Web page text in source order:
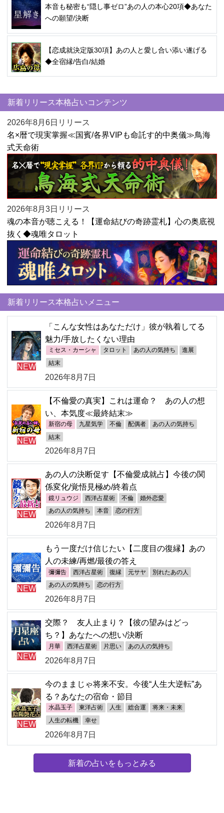
本音も秘密も“隠し事ゼロ”あの人の本心20項◆あなた
への願望/決断
【恋成就決定版30項】あの人と愛し合い添い遂げる
◆全宿縁/告白/結婚
新着リリース本格占いコンテンツ
2026年8月6日リリース
名×暦で現実掌握≪国賓/各界VIPも命託す的中奥儀≫鳥海
式天命術
2026年8月3日リリース
魂の本音が聴こえる！【運命結びの奇跡霊札】心の奥底視
抜く◆魂唯タロット
新着リリース本格占いメニュー
NEW
「こんな女性はあなただけ」彼が執着してる
魅力/手放したくない理由
ミセス・カーシャ タロット あの人の気持ち 進展
結末
2026年8月7日
NEW
【不倫愛の真実】これは運命？ あの人の想
い、本気度≪最終結末≫
新宿の母 九星気学 不倫 配偶者 あの人の気持ち
結末
2026年8月7日
NEW
あの人の決断促す【不倫愛成就占】今後の関
係変化/覚悟見極め/終着点
鏡リュウジ 西洋占星術 不倫 婚外恋愛
あの人の気持ち 本音 恋の行方
2026年8月7日
NEW
もう一度だけ信じたい【二度目の復縁】あの
人の未練/再燃/最後の答え
彌彌告 西洋占星術 復縁 元サヤ 別れたあの人
あの人の気持ち 恋の行方
2026年8月7日
NEW
交際？ 友人止まり？【彼の望みはどっ
ち？】あなたへの想い/決断
月華 西洋占星術 片思い あの人の気持ち
2026年8月7日
NEW
今のままじゃ将来不安。今後“人生大逆転”あ
る？あなたの宿命・節目
水晶玉子 東洋占術 人生 総合運 将来・未来
人生の転機 幸せ
2026年8月7日
新着の占いをもっとみる